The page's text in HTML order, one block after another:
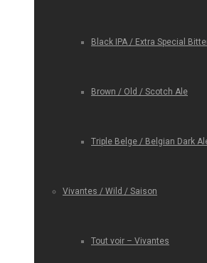
Black IPA / Extra Special
Brown / Old / Scotch Ale
Triple Belge / Belgian Dark
Vivantes / Wild / Saison
Tout voir – Vivantes